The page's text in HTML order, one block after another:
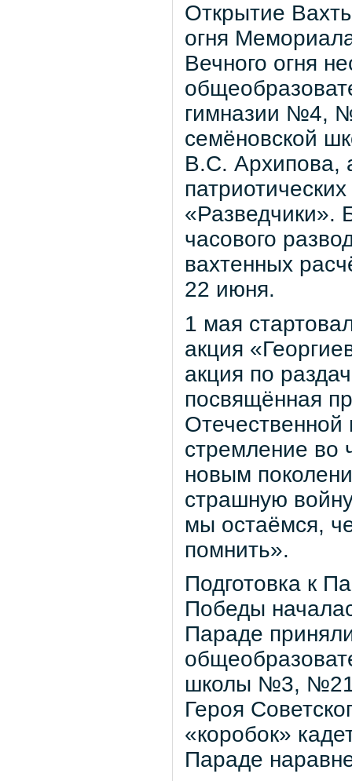
Открытие
огня
Вечного огня
гимназии
семёновской
В.С. Архипова,
«Разведчики».
часового
вахтенных
22 июня.
1 мая
акция
акция по
посвящённая
Отечественной
стремление во
новым
страшную
мы остаёмся,
помнить».
Подготовка к
Победы
Параде
школы №3,
Героя
«коробок»
Параде